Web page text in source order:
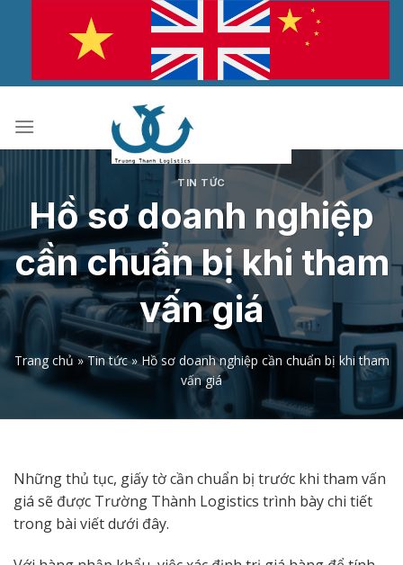
dung
TIN TỨC
Hồ sơ doanh nghiệp
cần chuẩn bị khi tham
vấn giá
Trang chủ»Tin tức»Hồ sơ doanh nghiệp cần chuẩn bị khi tham
vấn giá
Những thủ tục, giấy tờ cần chuẩn bị trước khi tham vấn
giá sẽ được Trường Thành Logistics trình bày chi tiết
trong bài viết dưới đây.